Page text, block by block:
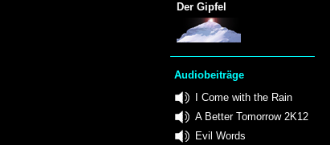
Der Gipfel
Audiobeiträge
I Come with the Rain
A Better Tomorrow 2K12
Evil Words